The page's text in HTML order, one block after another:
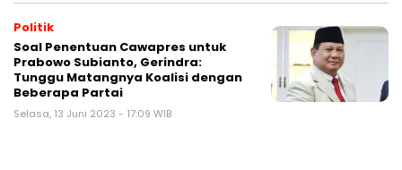
Politik
Soal Penentuan Cawapres untuk
Prabowo Subianto, Gerindra:
Tunggu Matangnya Koalisi dengan
Beberapa Partai
Selasa, 13 Juni 2023 - 17:09 WIB